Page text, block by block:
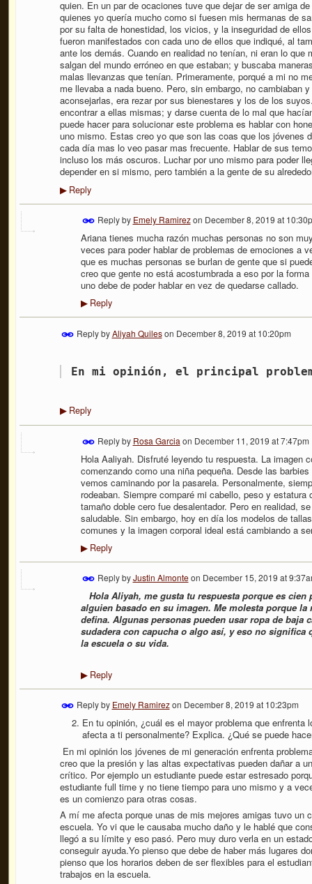
quien. En un par de ocaciones tuve que dejar de ser amiga
quienes yo quería mucho como si fuesen mis hermanas de
por su falta de honestidad, los vicios, y la inseguridad de
fueron manifestados con cada uno de ellos que indiqué, al
ante los demás. Cuando en realidad no tenían, ni eran lo que
salgan del mundo erróneo en que estaban; y buscaba
malas llevanzas que tenían. Primeramente, porqué a mi no
me llevaba a nada bueno. Pero, sin embargo, no cambiaban
aconsejarlas, era rezar por sus bienestares y los de los
encontrar a ellas mismas; y darse cuenta de lo mal que
puede hacer para solucionar este problema es hablar con
uno mismo. Estas creo yo que son las coas que los jóvenes
cada día mas lo veo pasar mas frecuente. Hablar de sus
incluso los más oscuros. Luchar por uno mismo para poder
depender en si mismo, pero también a la gente de su
▶Reply
Reply by Emely Ramirezon December 8, 2019 at
Ariana tienes mucha razón muchas personas no son
veces para poder hablar de problemas de emociones a
que es muchas personas se burlan de gente que si
creo que gente no está acostumbrada a eso por la
uno debe de poder hablar en vez de quedarse callado.
▶Reply
Reply by Aliyah Quileson December 8, 2019 at 10:20pm
En mi opinión, el principal
▶Reply
Reply by Rosa Garcia on December 11, 2019 at 7:47pm
Hola Aaliyah. Disfruté leyendo tu respuesta. La imagen
comenzando como una niña pequeña. Desde las
vemos caminando por la pasarela. Personalmente,
rodeaban. Siempre comparé mi cabello, peso y
tamaño doble cero fue desalentador. Pero en realidad,
saludable. Sin embargo, hoy en día los modelos de
comunes y la imagen corporal ideal está cambiando a
▶Reply
Reply byJustin Almonteon December 15, 2019 at
Hola Aliyah, me gusta tu respuesta porque es
alguien basado en su imagen. Me molesta porque
defina. Algunas personas pueden usar ropa de baja
sudadera con capucha o algo así, y eso no
la escuela o su vida.
▶Reply
Reply by Emely Ramirezon December 8, 2019 at 10:23pm
En tu opinión, ¿cuál es el mayor problema que
afecta a ti personalmente? Explica. ¿Qué se puede
En mi opinión los jóvenes de mi generación enfrenta
creo que la presión y las altas expectativas pueden dañar a
crítico. Por ejemplo un estudiante puede estar estresado
estudiante full time y no tiene tiempo para uno mismo y a
es un comienzo para otras cosas.
A mí me afecta porque unas de mis mejores amigas tuvo un
escuela. Yo vi que le causaba mucho daño y le hablé que
llegó a su límite y eso pasó. Pero muy duro verla en un
conseguir ayuda.Yo pienso que debe de haber más lugares
pienso que los horarios deben de ser flexibles para el
trabajos en la escuela.